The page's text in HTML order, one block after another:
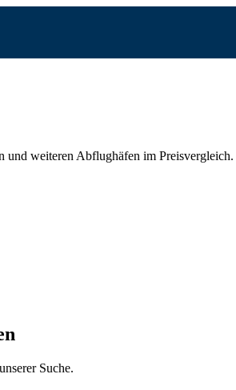
und weiteren Abflughäfen im Preisvergleich.
Suche.